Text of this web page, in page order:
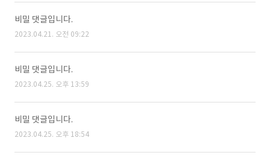
비밀 댓글입니다.
2023.04.21. 오전 09:22
비밀 댓글입니다.
2023.04.25. 오후 13:59
비밀 댓글입니다.
2023.04.25. 오후 18:54